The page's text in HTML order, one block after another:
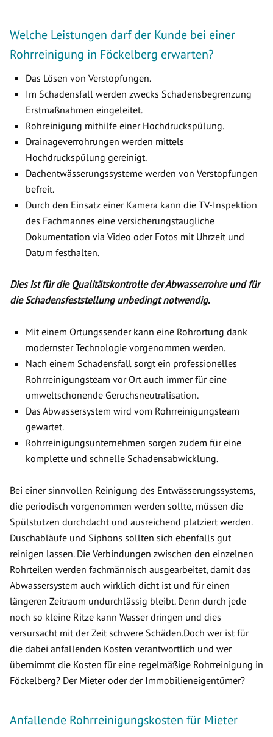
Welche Leistungen darf der Kunde bei einer
Rohrreinigung in Föckelberg erwarten?
Das Lösen von Verstopfungen.
Im Schadensfall werden zwecks Schadensbegrenzung
Erstmaßnahmen eingeleitet.
Rohreinigung mithilfe einer Hochdruckspülung.
Drainageverrohrungen werden mittels
Hochdruckspülung gereinigt.
Dachentwässerungssysteme werden von Verstopfungen
befreit.
Durch den Einsatz einer Kamera kann die TV-Inspektion
des Fachmannes eine versicherungstaugliche
Dokumentation via Video oder Fotos mit Uhrzeit und
Datum festhalten.
Dies ist für die Qualitätskontrolle der Abwasserrohre und für
die Schadensfeststellung unbedingt notwendig.
Mit einem Ortungssender kann eine Rohrortung dank
modernster Technologie vorgenommen werden.
Nach einem Schadensfall sorgt ein professionelles
Rohrreinigungsteam vor Ort auch immer für eine
umweltschonende Geruchsneutralisation.
Das Abwassersystem wird vom Rohrreinigungsteam
gewartet.
Rohrreinigungsunternehmen sorgen zudem für eine
komplette und schnelle Schadensabwicklung.
Bei einer sinnvollen Reinigung des Entwässerungssystems,
die periodisch vorgenommen werden sollte, müssen die
Spülstutzen durchdacht und ausreichend platziert werden.
Duschabläufe und Siphons sollten sich ebenfalls gut
reinigen lassen. Die Verbindungen zwischen den einzelnen
Rohrteilen werden fachmännisch ausgearbeitet, damit das
Abwassersystem auch wirklich dicht ist und für einen
längeren Zeitraum undurchlässig bleibt. Denn durch jede
noch so kleine Ritze kann Wasser dringen und dies
versursacht mit der Zeit schwere Schäden.Doch wer ist für
die dabei anfallenden Kosten verantwortlich und wer
übernimmt die Kosten für eine regelmäßige Rohrreinigung in
Föckelberg? Der Mieter oder der Immobilieneigentümer?
Anfallende Rohrreinigungskosten für Mieter